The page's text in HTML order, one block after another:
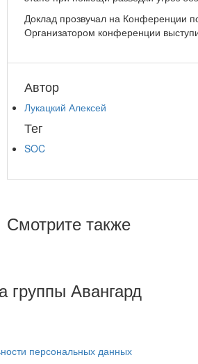
Доклад прозвучал на Конференции
Организатором конференции
Автор
Лукацкий Алексей
Тег
SOC
Смотрите также
группы Авангард
персональных данных